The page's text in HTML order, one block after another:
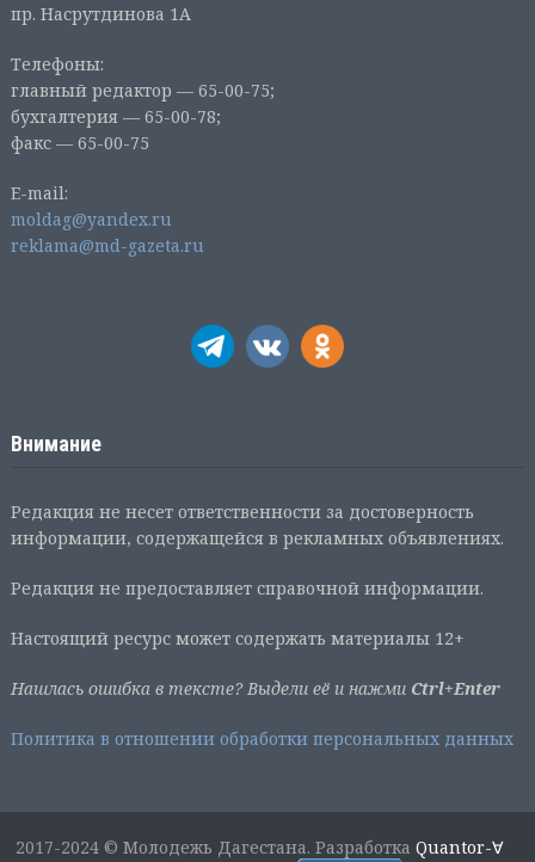
пр. Насрутдинова 1А
Телефоны:
главный редактор — 65-00-75;
бухгалтерия — 65-00-78;
факс — 65-00-75
E-mail:
moldag@yandex.ru
reklama@md-gazeta.ru
Внимание
Редакция не несет ответственности за достоверность
информации, содержащейся в рекламных объявлениях.
Редакция не предоставляет справочной информации.
Настоящий ресурс может содержать материалы 12+
Нашлась ошибка в тексте? Выдели её и нажми Ctrl+Enter
Политика в отношении обработки персональных данных
2017-2024 © Молодежь Дагестана. РазработкаQuantor-∀